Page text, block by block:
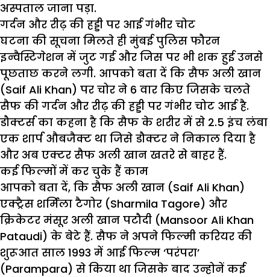
अस्पताल जाना पड़ा.
गर्दन और रीढ़ की हड्डी पर आई गंभीर चोट
घटना की सूचना मिलते ही मुंबई पुलिस फौरन
इन्वैस्टिगेशन में जुट गई और जिस पर भी शक हुई उनसे
पूछताछ करने लगी. आपको बता दें कि सैफ अली खान
(Saif Ali Khan) पर चोर ने 6 वार किए जिसके चलते
सैफ की गर्दन और रीढ़ की हड्डी पर गंभीर चोट आई है.
डौक्टर्स का कहना है कि सैफ के शरीर में से 2.5 इंच लंबा
एक शार्प औबजैक्ट था जिसे डौक्टर ने निकाल दिया है
और अब एक्टर सैफ अली खान खतरे से बाहर हैं.
कई फिल्मों में कर चुके हैं काम
आपको बता दें, कि सैफ अली खान (Saif Ali Khan)
एक्ट्रैस शर्मिला टैगोर (Sharmila Tagore) और
क्रिकेटर मंसूर अली खान पटौदी (Mansoor Ali Khan
Pataudi) के बेटे हैं. सैफ ने अपने फिल्मी करियर की
शुरूआत साल 1993 में आई फिल्म ‘परंपरा’
(Parampara) से किया था जिसके बाद उन्होनें कई